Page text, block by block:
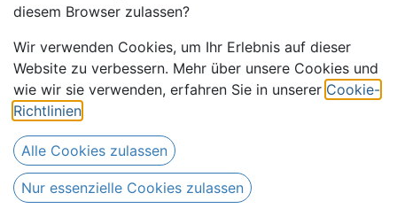
Nützliche Links
Home
Über uns
Impressum
diesem Browser zulassen?
Wir verwenden Cookies, um Ihr Erlebnis auf dieser
Website zu verbessern. Mehr über unsere Cookies und
wie wir sie verwenden, erfahren Sie in unserer Cookie-
Richtlinien
Alle Cookies zulassen
Nur essenzielle Cookies zulassen